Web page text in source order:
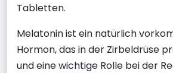
Tabletten.
Melatonin ist ein natürlich
Hormon, das in der Zirbeldrüse
und eine wichtige Rolle bei der